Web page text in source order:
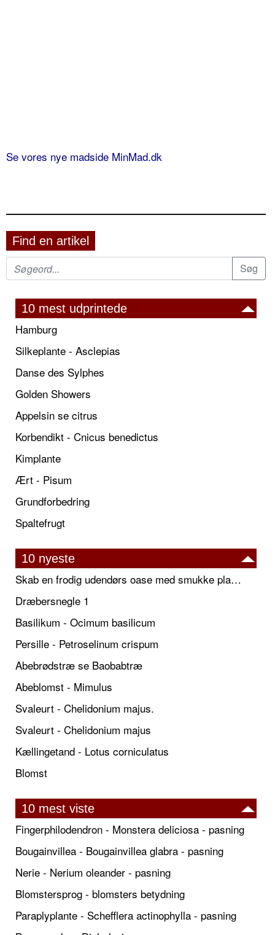
Se vores nye madside MinMad.dk
Find en artikel
10 mest udprintede
Hamburg
Silkeplante - Asclepias
Danse des Sylphes
Golden Showers
Appelsin se citrus
Korbendikt - Cnicus benedictus
Kimplante
Ært - Pisum
Grundforbedring
Spaltefrugt
10 nyeste
Skab en frodig udendørs oase med smukke plantekrukker og elegante espalier
Dræbersnegle 1
Basilikum - Ocimum basilicum
Persille - Petroselinum crispum
Abebrødstræ se Baobabtræ
Abeblomst - Mimulus
Svaleurt - Chelidonium majus.
Svaleurt - Chelidonium majus
Kællingetand - Lotus corniculatus
Blomst
10 mest viste
Fingerphilodendron - Monstera deliciosa - pasning
Bougainvillea - Bougainvillea glabra - pasning
Nerie - Nerium oleander - pasning
Blomstersprog - blomsters betydning
Paraplyplante - Schefflera actinophylla - pasning